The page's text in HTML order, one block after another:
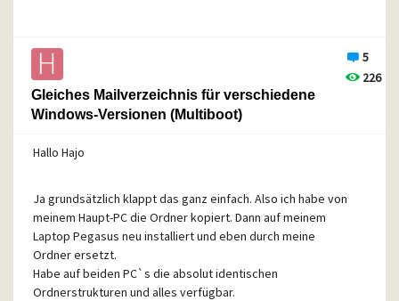
Ich habe aber keinen Benutzernamen, ich weiss nicht was
ich dort angeben soll?
5
226
Gleiches Mailverzeichnis für verschiedene
Windows-Versionen (Multiboot)
Hallo Hajo
Ja grundsätzlich klappt das ganz einfach. Also ich habe von
meinem Haupt-PC die Ordner kopiert. Dann auf meinem
Laptop Pegasus neu installiert und eben durch meine
Ordner ersetzt.
Habe auf beiden PC`s die absolut identischen
Ordnerstrukturen und alles verfügbar.